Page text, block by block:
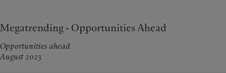
Megatrending - Opportunities Ahead
Opportunities ahead
August 2023